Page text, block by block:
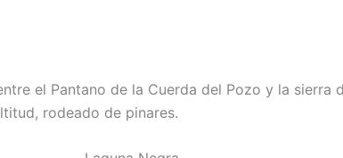
el Pantano de la Cuerda del Pozo y la
rodeado de pinares.